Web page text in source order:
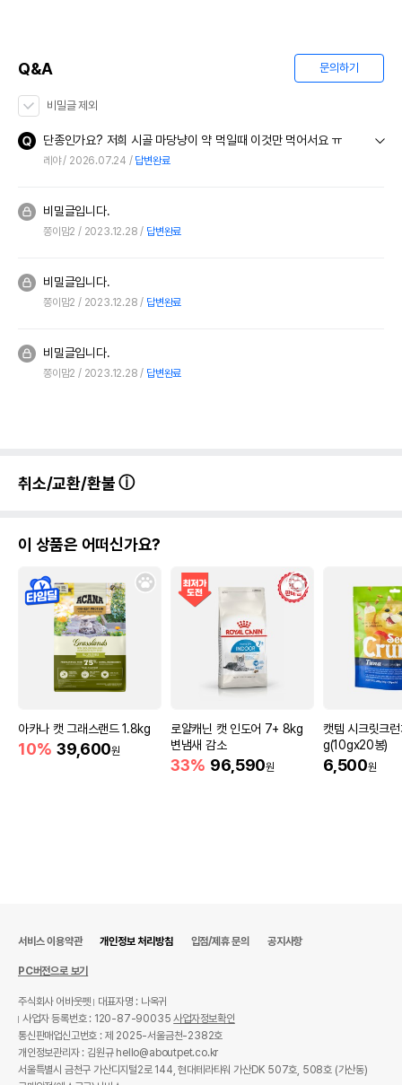
Q&A 문의하기
비밀글 제외
단종인가요? 저희 시골 마당냥이 약 먹일때 이것만 먹어서요 ㅠ
레야 2026.07.24 답변완료
비밀글입니다.
쫑이맘2 2023.12.28 답변완료
비밀글입니다.
쫑이맘2 2023.12.28 답변완료
비밀글입니다.
쫑이맘2 2023.12.28 답변완료
취소/교환/환불
이 상품은 어떠신가요?
아카나 캣 그래스랜드 1.8kg
10% 39,600원
로얄캐닌 캣 인도어 7+ 8kg
변냄새 감소
33% 96,590원
캣템 시크릿크
g(10gx20봉)
6,500원
서비스 이용약관 개인정보 처리방침 입점/제휴 문의 공지사항
PC버전으로 보기
주식회사 어바웃펫
대표자명 : 나옥귀
사업자 등록번호 : 120-87-90035사업자정보확인
통신판매업신고번호 : 제 2025-서울금천-2382호
개인정보관리자 : 김원규 hello@aboutpet.co.kr
서울특별시 금천구 가산디지털2로 144, 현대테라타워 가산DK 507호, 508호 (가산동)